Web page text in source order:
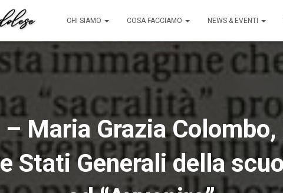
CHI SIAMO COSA FACCIAMO NEWS & EVENTI
Maria Grazia Colombo,
Stati Generali della